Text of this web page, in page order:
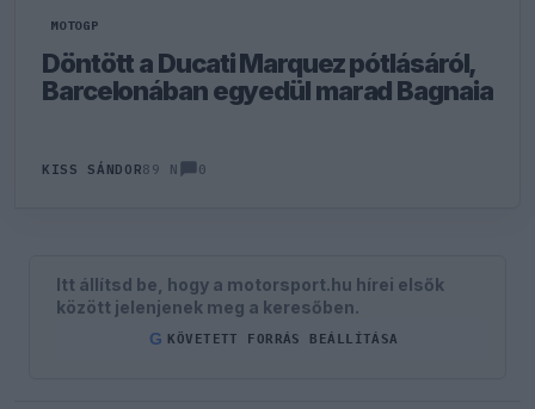
MOTOGP
Döntött a Ducati Marquez pótlásáról,
Barcelonában egyedül marad Bagnaia
KISS SÁNDOR89 N 0
Itt állítsd be, hogy a motorsport.hu hírei elsők
között jelenjenek meg a keresőben.
G KÖVETETT FORRÁS BEÁLLÍTÁSA